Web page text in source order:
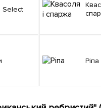
Select
Квасоля і
Ріпа